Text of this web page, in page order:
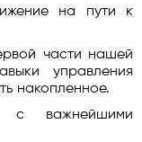
на пути к
части нашей
управления
накопленное.
с важнейшими